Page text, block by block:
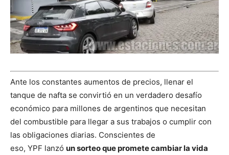
Ante los constantes aumentos de precios, llenar el
tanque de nafta se convirtió en un verdadero desafío
económico para millones de argentinos que necesitan
del combustible para llegar a sus trabajos o cumplir con
las obligaciones diarias. Conscientes de
eso, YPF lanzó un sorteo que promete cambiar la vida